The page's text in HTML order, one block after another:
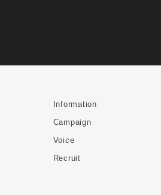
Information
Campaign
Voice
Recruit